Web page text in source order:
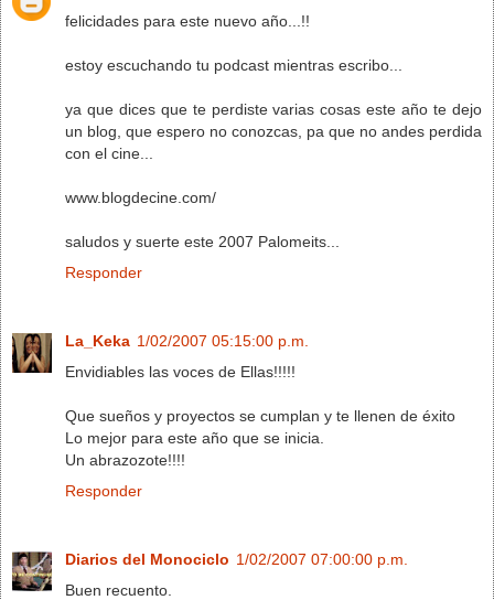
felicidades para este nuevo año...!!
estoy escuchando tu podcast mientras escribo...
ya que dices que te perdiste varias cosas este año te dejo
un blog, que espero no conozcas, pa que no andes perdida
con el cine...
www.blogdecine.com/
saludos y suerte este 2007 Palomeits...
Responder
La_Keka 1/02/2007 05:15:00 p.m.
Envidiables las voces de Ellas!!!!!
Que sueños y proyectos se cumplan y te llenen de éxito
Lo mejor para este año que se inicia.
Un abrazozote!!!!
Responder
Diarios del Monociclo 1/02/2007 07:00:00 p.m.
Buen recuento.